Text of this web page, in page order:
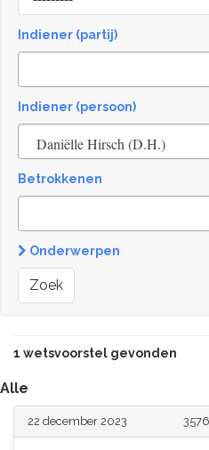
Indiener (partij)
Indiener (persoon)
Daniëlle Hirsch (D.H.)
Betrokkenen
Onderwerpen
Zoek
1 wetsvoorstel gevonden
Alle
22 december 2023